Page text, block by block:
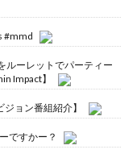
#mmd
ルーレットでパーティー
Impact】
ョン番組紹介】
ですかー？